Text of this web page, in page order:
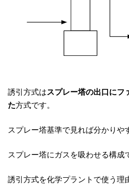
誘引方式はスプレー塔の出口にフ
た方式です。
スプレー塔基準で見れば分かりや
スプレー塔にガスを吸わせる構成
誘引方式を化学プラントで使う理